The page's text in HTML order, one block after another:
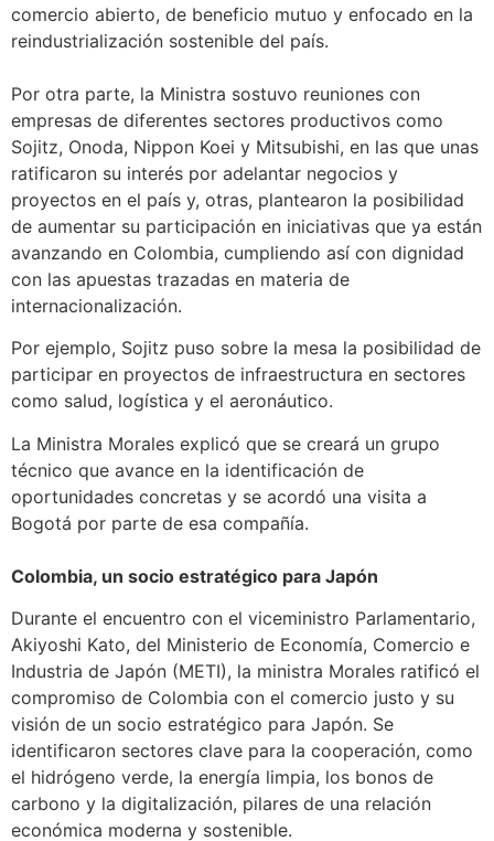
comercio abierto, de beneficio mutuo y enfocado en la
reindustrialización sostenible del país.
Por otra parte, la Ministra sostuvo reuniones con
empresas de diferentes sectores productivos como
Sojitz, Onoda, Nippon Koei y Mitsubishi, en las que unas
ratificaron su interés por adelantar negocios y
proyectos en el país y, otras, plantearon la posibilidad
de aumentar su participación en iniciativas que ya están
avanzando en Colombia, cumpliendo así con dignidad
con las apuestas trazadas en materia de
internacionalización.
Por ejemplo, Sojitz puso sobre la mesa la posibilidad de
participar en proyectos de infraestructura en sectores
como salud, logística y el aeronáutico.
La Ministra Morales explicó que se creará un grupo
técnico que avance en la identificación de
oportunidades concretas y se acordó una visita a
Bogotá por parte de esa compañía.
Colombia, un socio estratégico para Japón
Durante el encuentro con el viceministro Parlamentario,
Akiyoshi Kato, del Ministerio de Economía, Comercio e
Industria de Japón (METI), la ministra Morales ratificó el
compromiso de Colombia con el comercio justo y su
visión de un socio estratégico para Japón. Se
identificaron sectores clave para la cooperación, como
el hidrógeno verde, la energía limpia, los bonos de
carbono y la digitalización, pilares de una relación
económica moderna y sostenible.